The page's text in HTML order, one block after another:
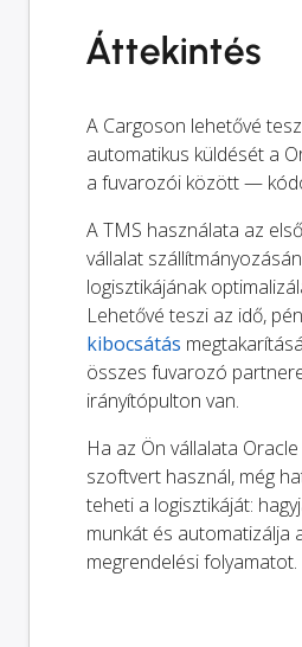
Áttekintés
A Cargoson lehetővé
automatikus küldését a
a fuvarozói között —
A TMS használata az
vállalat
logisztikájának
Lehetővé teszi az idő,
kibocsátás
összes fuvarozó
irányítópulton van.
Ha az Ön vállalata
szoftvert használ, még
teheti a logisztikáját:
munkát és automatizálja
megrendelési folyamatot.